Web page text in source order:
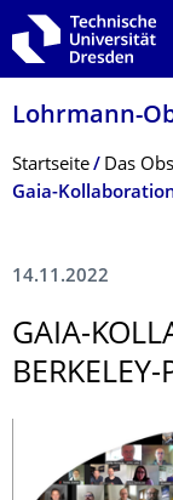
Zur Hauptnavigation
Zur Suche springen
Zum Inhalt springen
Lohrmann-
Breadcrumb-Menü
Startseite Das
Gaia-
14.11.2022
GAIA-